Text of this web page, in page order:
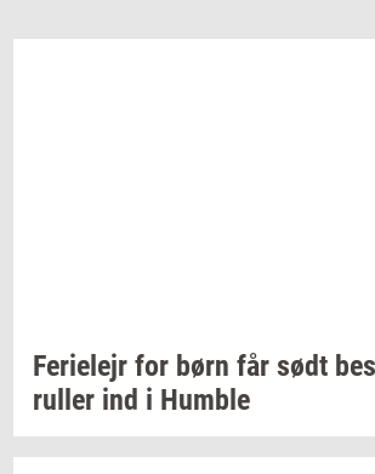
Fe­ri­e­lejr for børn får sødt
rul­ler ind i Hum­b­le